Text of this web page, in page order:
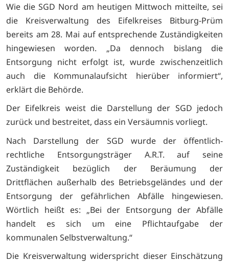
Wie die SGD Nord am heutigen Mittwoch mitteilte, sei
die Kreisverwaltung des Eifelkreises Bitburg-Prüm
bereits am 28. Mai auf entsprechende Zuständigkeiten
hingewiesen worden. „Da dennoch bislang die
Entsorgung nicht erfolgt ist, wurde zwischenzeitlich
auch die Kommunalaufsicht hierüber informiert“,
erklärt die Behörde.
Der Eifelkreis weist die Darstellung der SGD jedoch
zurück und bestreitet, dass ein Versäumnis vorliegt.
Nach Darstellung der SGD wurde der öffentlich-
rechtliche Entsorgungsträger A.R.T. auf seine
Zuständigkeit bezüglich der Beräumung der
Drittflächen außerhalb des Betriebsgeländes und der
Entsorgung der gefährlichen Abfälle hingewiesen.
Wörtlich heißt es: „Bei der Entsorgung der Abfälle
handelt es sich um eine Pflichtaufgabe der
kommunalen Selbstverwaltung.“
Die Kreisverwaltung widerspricht dieser Einschätzung